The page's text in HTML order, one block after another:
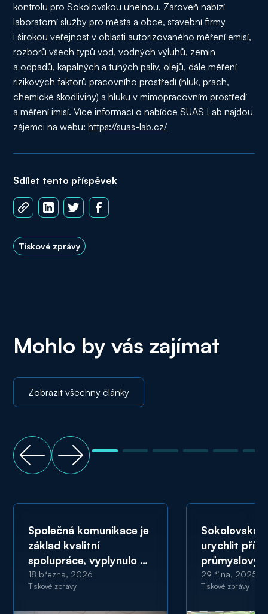
kontrolu pro Sokolovskou uhelnou. Zároveň nabízí
laboratorní služby pro města a obce, stavební firmy
i širokou veřejnost v oblasti autorizovaného měření emisí,
rozborů všech typů vod, vodných výluhů, zemin
a odpadů, kapalných a tuhých paliv, olejů, dále měření
rizikových faktorů pracovního prostředí (hluk, prach,
chemické škodliviny) a hluku v mimopracovním prostředí
a měření imisí. Více informací o nabídce SUAS Lab najdou
zájemci na webu:https://suas-lab.cz/
Sdílet tento příspěvek
Tiskové zprávy
Mohlo by vás zajímat
Zobrazit všechny články
Společná komunikace je
základ kvalitní
spolupráce, vyplynulo ze
setkání zástupců SUAS
se sokolovskými
18 března, 2026
Tiskové zprávy
Sokolovská
urychlit
v regionu.
proto
29 října, 2025
Tiskové zprávy